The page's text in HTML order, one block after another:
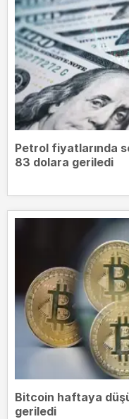
Petrol fiyatlarında
83 dolara geriledi
Bitcoin haftaya
geriledi